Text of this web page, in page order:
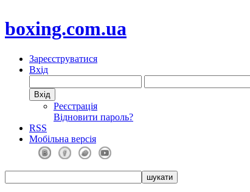
boxing.com.ua
Зареєструватися
Вхід
Реєстрація
Відновити пароль?
RSS
Мобільна версія